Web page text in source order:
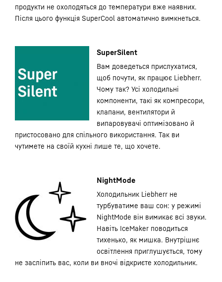
продукти не охолодяться до температури вже наявних.
Після цього функція SuperCool автоматично вимкнеться.
SuperSilent
Вам доведеться прислухатися,
щоб почути, як працює Liebherr.
Чому так? Усі холодильні
компоненти, такі як компресори,
клапани, вентилятори й
випаровувачі оптимізовано й
пристосовано для спільного використання. Так ви
чутимете на своїй кухні лише те, що хочете.
NightMode
Холодильник Liebherr не
турбуватиме ваш сон: у режимі
NightMode він вимикає всі звуки.
Навіть IceMaker поводиться
тихенько, як мишка. Внутрішнє
освітлення приглушується, тому
не засліпить вас, коли ви вночі відкриєте холодильник.